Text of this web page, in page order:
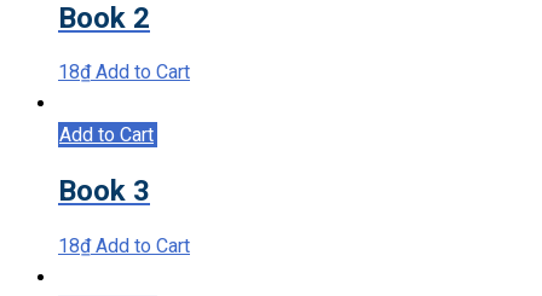
Book 2
18₫ Add to Cart
Add to Cart
Book 3
18₫ Add to Cart